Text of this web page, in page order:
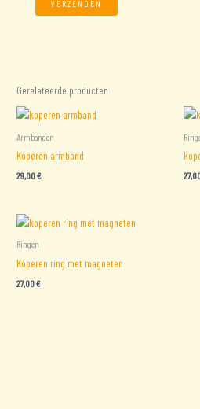
Gerelateerde producten
Armbanden
Koperen armband
29,00€
Ringen
Koperen ring met magneten
27,00€